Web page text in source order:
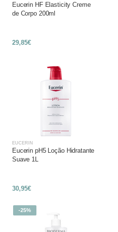
Eucerin HF Elasticity Creme
de Corpo 200ml
29,85€
EUCERIN
Eucerin pH5 Loção Hidratante
Suave 1L
30,95€
-25%